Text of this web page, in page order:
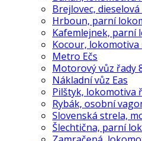
Brejlovec,
Hrboun, parní
Kafemlejnek, parní
Kocour, lokomotiva
Metro Ečs
Motorový vůz řady
Nákladní vůz Eas
Pilštyk, lokomotiva
Rybák, osobní
Slovenská strela,
Šlechtična, parní